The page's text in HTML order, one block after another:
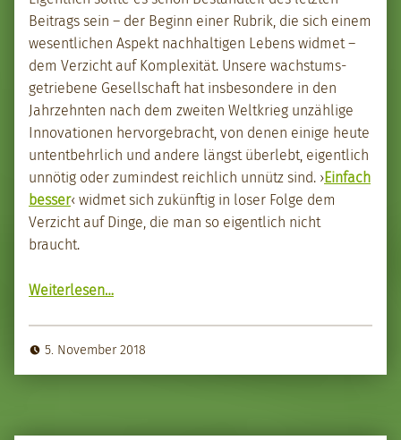
Beitrags sein – der Beginn ein­er Rubrik, die sich einem
wesentlichen Aspekt nach­halti­gen Lebens wid­met –
dem Verzicht auf Kom­plex­ität. Unsere wach­s­tums­
getriebene Gesellschaft hat ins­beson­dere in den
Jahrzehn­ten nach dem zweit­en Weltkrieg unzäh­lige
Inno­va­tio­nen her­vorge­bracht, von denen einige heute
untent­behrlich und andere längst über­lebt, eigentlich
unnötig oder zumin­d­est reich­lich unnütz sind. ›Ein­fach
bess­er‹ wid­met sich zukün­ftig in los­er Folge dem
Verzicht auf Dinge, die man so eigentlich nicht
braucht.
Weit­er­lesen…
5. November 2018